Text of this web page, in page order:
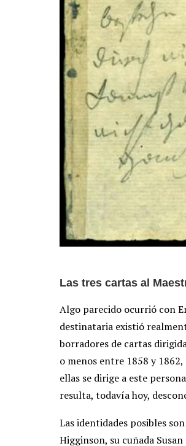
Las tres cartas al
Algo parecido ocurrió con
destinataria existió
borradores de cartas
o menos entre 1858 y
ellas se dirige a este
resulta, todavía hoy,
Las identidades posibles
Higginson, su cuñada